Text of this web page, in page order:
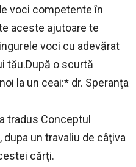
voci competente în
aceste ajutoare te
voci cu adevărat
tău.După o scurtă
la un ceai:* dr. Speranţa
tradus Conceptul
un travaliu de câţiva
cărţi.